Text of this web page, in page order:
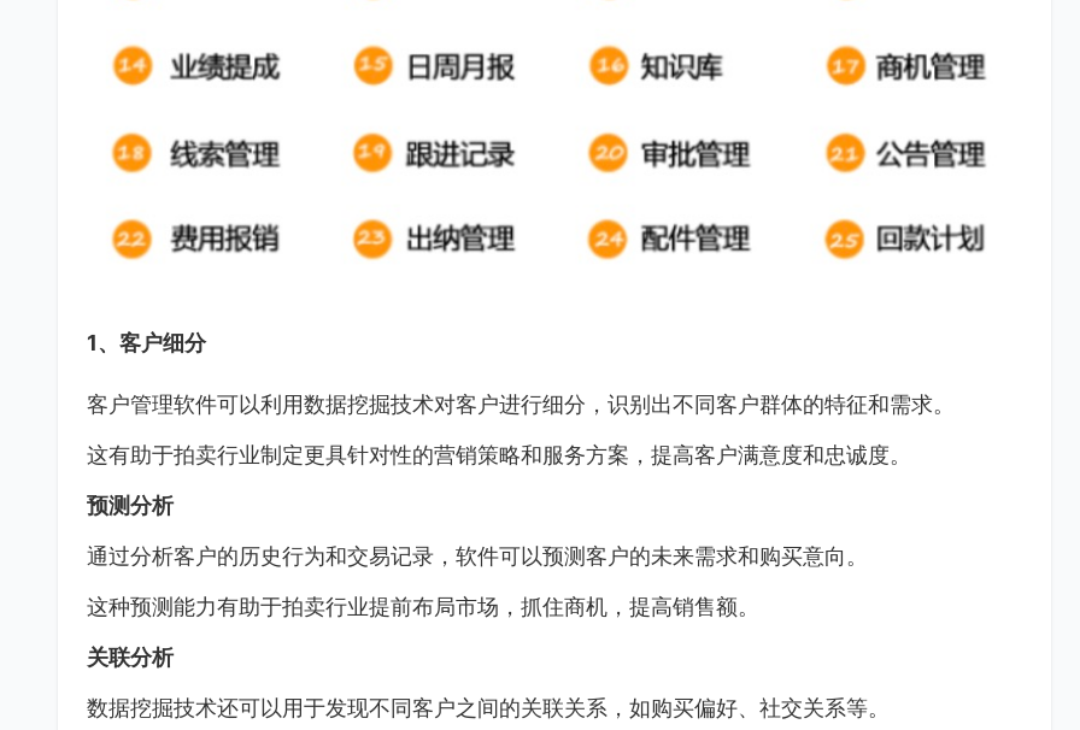
1、客户细分
客户管理软件可以利用数据挖掘技术对客户进行细分，识别出不同客户群体的特征和需求。
这有助于拍卖行业制定更具针对性的营销策略和服务方案，提高客户满意度和忠诚度。
预测分析
通过分析客户的历史行为和交易记录，软件可以预测客户的未来需求和购买意向。
这种预测能力有助于拍卖行业提前布局市场，抓住商机，提高销售额。
关联分析
数据挖掘技术还可以用于发现不同客户之间的关联关系，如购买偏好、社交关系等。